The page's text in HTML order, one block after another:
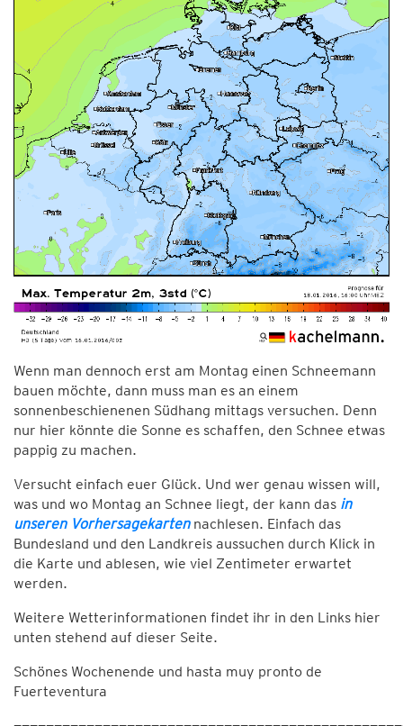
Wenn man dennoch erst am Montag einen Schneemann
bauen möchte, dann muss man es an einem
sonnenbeschienenen Südhang mittags versuchen. Denn
nur hier könnte die Sonne es schaffen, den Schnee etwas
pappig zu machen.
Versucht einfach euer Glück. Und wer genau wissen will,
was und wo Montag an Schnee liegt, der kann das in
unseren Vorhersagekartennachlesen. Einfach das
Bundesland und den Landkreis aussuchen durch Klick in
die Karte und ablesen, wie viel Zentimeter erwartet
werden.
Weitere Wetterinformationen findet ihr in den Links hier
unten stehend auf dieser Seite.
Schönes Wochenende und hasta muy pronto de
Fuerteventura